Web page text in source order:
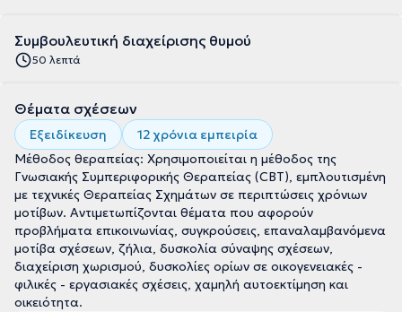
Συμβουλευτική διαχείρισης θυμού
50 λεπτά
Θέματα σχέσεων
Εξειδίκευση
12 χρόνια εμπειρία
Μέθοδος θεραπείας: Χρησιμοποιείται η μέθοδος της
Γνωσιακής Συμπεριφορικής Θεραπείας (CBT), εμπλουτισμένη
με τεχνικές Θεραπείας Σχημάτων σε περιπτώσεις χρόνιων
μοτίβων. Αντιμετωπίζονται θέματα που αφορούν
προβλήματα επικοινωνίας, συγκρούσεις, επαναλαμβανόμενα
μοτίβα σχέσεων, ζήλια, δυσκολία σύναψης σχέσεων,
διαχείριση χωρισμού, δυσκολίες ορίων σε οικογενειακές -
φιλικές - εργασιακές σχέσεις, χαμηλή αυτοεκτίμηση και
οικειότητα.